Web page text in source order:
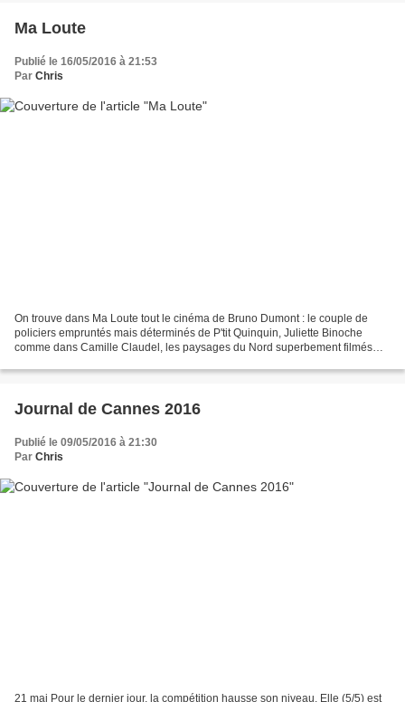
Ma Loute
Publié le 16/05/2016 à 21:53
Par Chris
On trouve dans Ma Loute tout le cinéma de Bruno Dumont : le couple de
policiers empruntés mais déterminés de P'tit Quinquin, Juliette Binoche
comme dans Camille Claudel, les paysages du Nord superbement filmés
Journal de Cannes 2016
Publié le 09/05/2016 à 21:30
Par Chris
21 mai Pour le dernier jour, la compétition hausse son niveau. Elle (5/5) est